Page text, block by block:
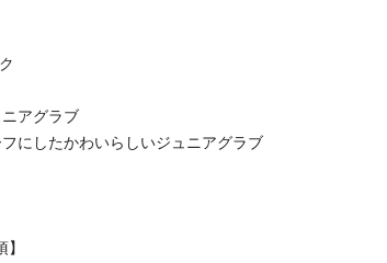
アグラブ
にしたかわいらしいジュニアグラブ